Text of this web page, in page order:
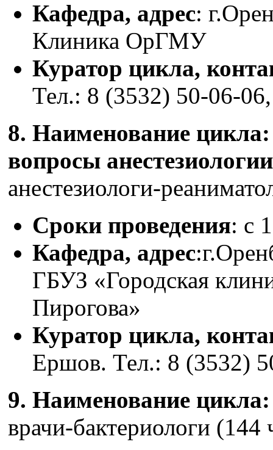
Кафедра, адрес:
Клиника ОрГМУ
Куратор цикла,
Тел.: 8 (3532) 50-06-
8. Наименование
вопросы
анестезиологи-
Сроки проведения: с
Кафедра, адрес
ГБУЗ «Городская
Пирогова»
Куратор цикла,
Ершов. Тел.: 8 (3532)
9. Наименование
врачи-бактериологи (144